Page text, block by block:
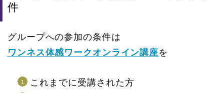
件
グループへの参加の条件は
ワンネス体感ワークオンライン講座を
これまでに受講された方